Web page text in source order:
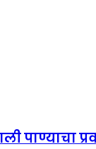
पाण्याचा